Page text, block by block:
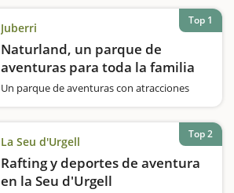
Juberri
Naturland, un parque de
aventuras para toda la familia
Un parque de aventuras con atracciones
encontraréis en Naturland, un espacio que
combina el turismo familiar y el turismo
activo y que está situado…
Top 1
La Seu d'Urgell
Rafting y deportes de aventura
en la Seu d'Urgell
Top 2